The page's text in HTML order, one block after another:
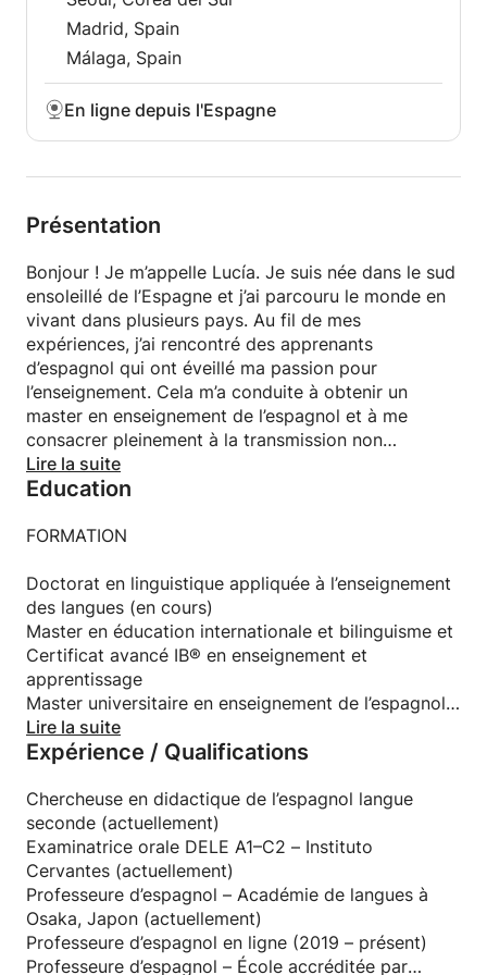
💻 Modalité
Cours en ligne ou en personne.
⭐ Idéal pour vous si vous souhaitez :
Repartez de zéro sans stress.
Comprendre la culture coréenne en plus de la
📩 Contactez-moi et nous élaborerons ensemble
votre programme d'apprentissage personnalisé.
Apprendre le coréen peut être amusant, efficace et
motivant !
Madrid, Spain
Málaga, Spain
En ligne depuis l'Espagne
Présentation
Bonjour ! Je m’appelle Lucía. Je suis née dans le sud
ensoleillé de l’Espagne et j’ai parcouru le monde en
vivant dans plusieurs pays. Au fil de mes
expériences, j’ai rencontré des apprenants
d’espagnol qui ont éveillé ma passion pour
l’enseignement. Cela m’a conduite à obtenir un
master en enseignement de l’espagnol et à me
consacrer pleinement à la transmission non
seulement de la langue, mais aussi de la richesse
culturelle de mon pays.
Je poursuis actuellement un doctorat en linguistique
enseignant dans une académie et en travaillant
comme examinatrice DELE à l’Instituto Cervantes au
Japon. Et ce n’est pas tout : je prépare également
les étudiants aux examens SIELE et DELE, du niveau
A1 jusqu’au C2 !
Vous souhaitez maîtriser l’espagnol dans toutes les
situations ? Mes cours sont dynamiques,
Lire la suite
Education
FORMATION
Doctorat en linguistique appliquée à l’enseignement
des langues (en cours)
Master en éducation internationale et bilinguisme et
Certificat avancé IB® en enseignement et
apprentissage
Master universitaire en enseignement de l’espagnol
comme langue étrangère (ELE)
Licence en études de l’Asie orientale, spécialisation
Études de langue et de littérature coréennes à
l’Université nationale de Séoul et à l’Université
nationale de Kyungpook, Corée du Sud
ACCRÉDITATIONS ET CERTIFICATIONS
IB certificate in teaching and learning
Instituto Cervantes – Examinatrice DELE C1–C2
(dernière version)
Lire la suite
Expérience / Qualifications
Chercheuse en didactique de l’espagnol langue
seconde (actuellement)
Examinatrice orale DELE A1–C2 – Instituto
Cervantes (actuellement)
Professeure d’espagnol – Académie de langues à
Osaka, Japon (actuellement)
Professeure d’espagnol en ligne (2019 – présent)
Professeure d’espagnol – École accréditée par